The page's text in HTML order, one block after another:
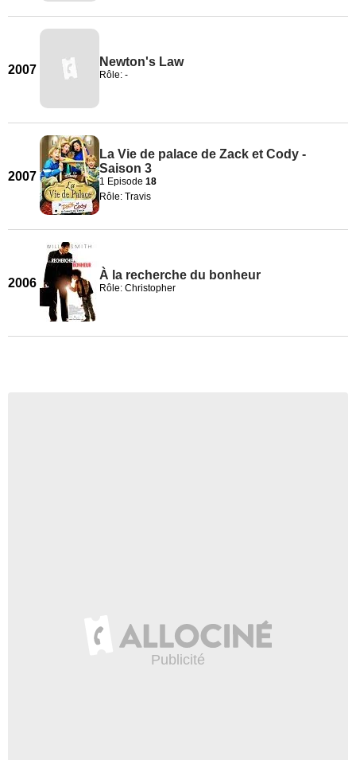
2007
Newton's Law
Rôle: -
2007
La Vie de palace de Zack et Cody -
Saison 3
1 Episode 18
Rôle: Travis
2006
À la recherche du bonheur
Rôle: Christopher